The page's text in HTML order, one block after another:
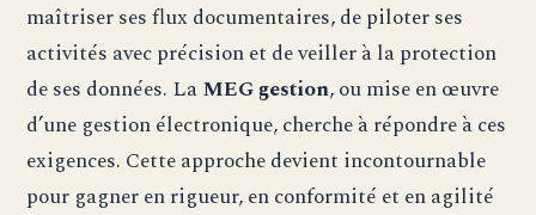
maîtriser ses flux documentaires, de piloter ses
activités avec précision et de veiller à la protection
de ses données. LaMEG gestion, ou mise en œuvre
d’une gestion électronique, cherche à répondre à ces
exigences. Cette approche devient incontournable
pour gagner en rigueur, en conformité et en agilité